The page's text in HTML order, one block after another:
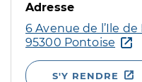
Adresse
6 Avenue de l’Ile de
95300 Pontoise
S'Y RENDRE